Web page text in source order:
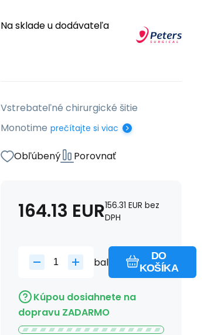
Na sklade u dodávateľa
Vstrebateľné chirurgické šitie
Monotime prečítajte si viac
Obľúbený Porovnať
164.13 EUR156.31 EUR bez
DPH
bal
DO
KOŠÍKA
Kúpou dosiahnete na
dopravu ZADARMO